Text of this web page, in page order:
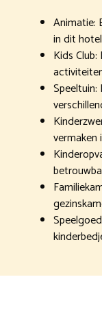
Animatie:
in dit hotel
Kids
vermaken